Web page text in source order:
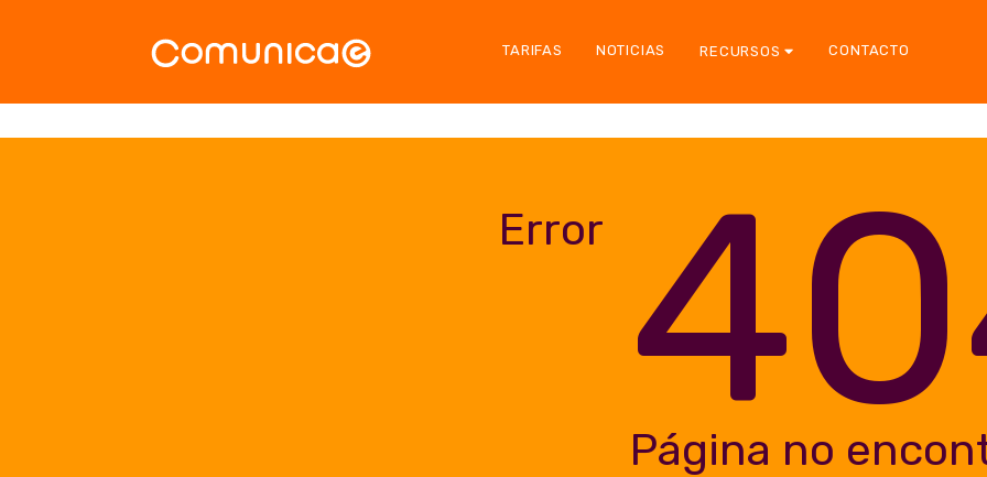
TARIFAS NOTICIAS RECURSOS CONTACTO
Error
Página no